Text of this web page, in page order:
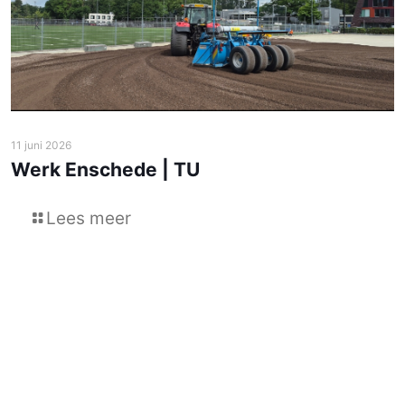
11 juni 2026
Werk Enschede | TU
Lees meer